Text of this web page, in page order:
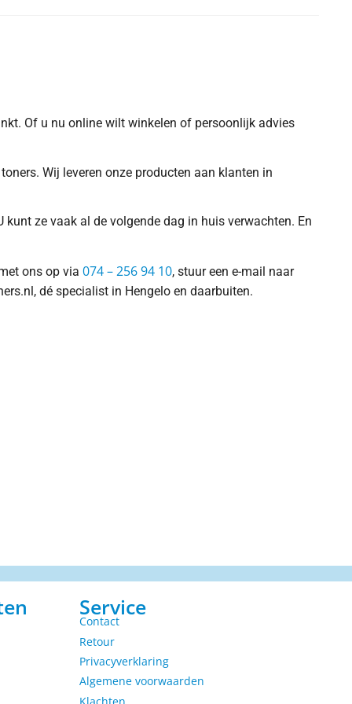
Of u nu online wilt winkelen of persoonlijk advies
Wij leveren onze producten aan klanten in
ze vaak al de volgende dag in huis verwachten. En
ons op via 074 – 256 94 10, stuur een e-mail naar
dé specialist in Hengelo en daarbuiten.
Service
Contact
Retour
Privacyverklaring
Algemene voorwaarden